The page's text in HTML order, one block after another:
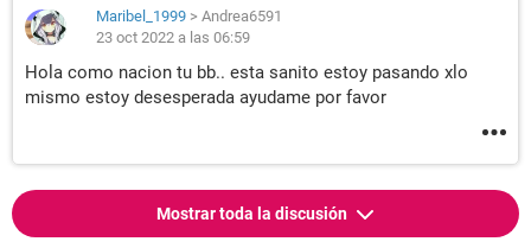
Maribel_1999 > Andrea6591
23 oct 2022 a las 06:59
Hola como nacion tu bb.. esta sanito estoy pasando xlo
mismo estoy desesperada ayudame por favor
Mostrar toda la discusión